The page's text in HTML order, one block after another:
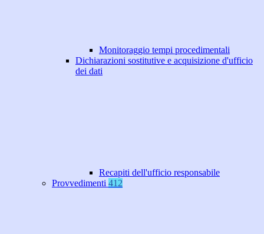
Monitoraggio tempi procedimentali
Dichiarazioni sostitutive e acquisizione d'ufficio
dei dati
Recapiti dell'ufficio responsabile
Provvedimenti 412